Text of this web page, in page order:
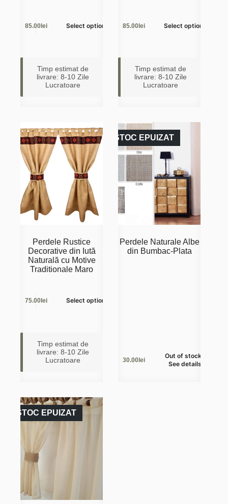
85.00lei Select options
Timp estimat de
livrare: 8-10 Zile
Lucratoare
85.00lei Select options
Timp estimat de
livrare: 8-10 Zile
Lucratoare
Perdele Rustice
Decorative din Iută
Naturală cu Motive
Traditionale Maro
75.00lei Select options
Timp estimat de
livrare: 8-10 Zile
Lucratoare
STOC EPUIZAT
Perdele Naturale Albe
din Bumbac-Plata
30.00lei
Out of stock /
See details
STOC EPUIZAT